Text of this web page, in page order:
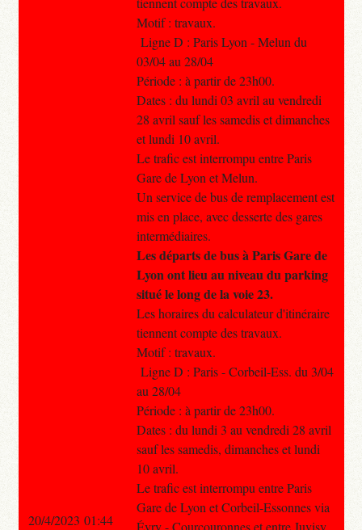
Motif : travaux.
Ligne D : Paris Lyon - Melun du
03/04 au 28/04
Période : à partir de 23h00.
Dates : du lundi 03 avril au vendredi
28 avril sauf les samedis et dimanches
et lundi 10 avril.
Le trafic est interrompu entre Paris
Gare de Lyon et Melun.
Un service de bus de remplacement est
mis en place, avec desserte des gares
intermédiaires.
Les départs de bus à Paris Gare de
Lyon ont lieu au niveau du parking
situé le long de la voie 23.
Les horaires du calculateur d'itinéraire
tiennent compte des travaux.
Motif : travaux.
Ligne D : Paris - Corbeil-Ess. du 3/04
au 28/04
Période : à partir de 23h00.
Dates : du lundi 3 au vendredi 28 avril
sauf les samedis, dimanches et lundi
10 avril.
Le trafic est interrompu entre Paris
Gare de Lyon et Corbeil-Essonnes via
Évry - Courcouronnes et entre Juvisy
20/4/2023 01:44